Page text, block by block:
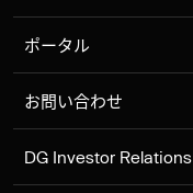
ポータル
お問い合わせ
DG Investor Relations